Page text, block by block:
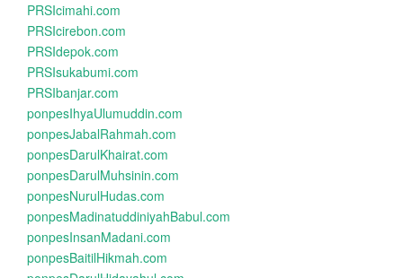
PRSIcimahi.com
PRSIcirebon.com
PRSIdepok.com
PRSIsukabumi.com
PRSIbanjar.com
ponpesIhyaUlumuddin.com
ponpesJabalRahmah.com
ponpesDarulKhairat.com
ponpesDarulMuhsinin.com
ponpesNurulHudas.com
ponpesMadinatuddiniyahBabul.com
ponpesInsanMadani.com
ponpesBaitilHikmah.com